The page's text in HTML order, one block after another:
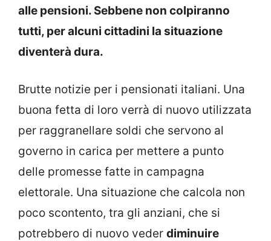
alle pensioni. Sebbene non colpiranno
tutti, per alcuni cittadini la situazione
diventerà dura.
Brutte notizie per i pensionati italiani. Una
buona fetta di loro verrà di nuovo utilizzata
per raggranellare soldi che servono al
governo in carica per mettere a punto
delle promesse fatte in campagna
elettorale. Una situazione che calcola non
poco scontento, tra gli anziani, che si
potrebbero di nuovo veder diminuire